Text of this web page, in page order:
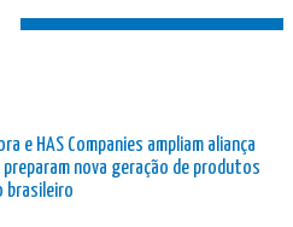
e HAS Companies ampliam aliança
nova geração de produtos
brasileiro